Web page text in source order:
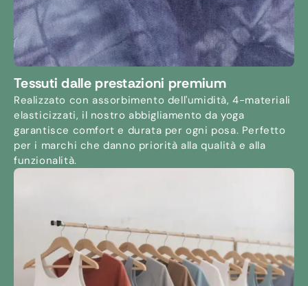
Tessuti dalle prestazioni premium
Realizzato con assorbimento dell'umidità, 4-materiali
elasticizzati, il nostro abbigliamento da yoga
garantisce comfort e durata per ogni posa. Perfetto
per i marchi che danno priorità alla qualità e alla
funzionalità.